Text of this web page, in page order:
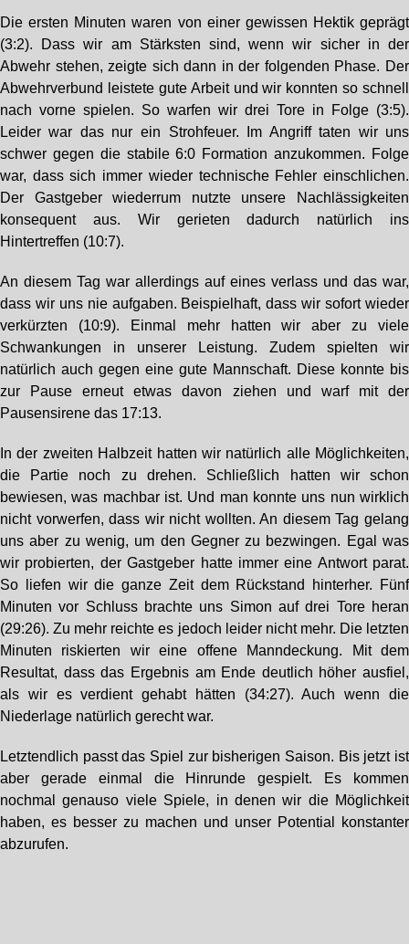
Die ersten Minuten waren von einer gewissen Hektik geprägt
(3:2). Dass wir am Stärksten sind, wenn wir sicher in der
Abwehr stehen, zeigte sich dann in der folgenden Phase. Der
Abwehrverbund leistete gute Arbeit und wir konnten so schnell
nach vorne spielen. So warfen wir drei Tore in Folge (3:5).
Leider war das nur ein Strohfeuer. Im Angriff taten wir uns
schwer gegen die stabile 6:0 Formation anzukommen. Folge
war, dass sich immer wieder technische Fehler einschlichen.
Der Gastgeber wiederrum nutzte unsere Nachlässigkeiten
konsequent aus. Wir gerieten dadurch natürlich ins
Hintertreffen (10:7).
An diesem Tag war allerdings auf eines verlass und das war,
dass wir uns nie aufgaben. Beispielhaft, dass wir sofort wieder
verkürzten (10:9). Einmal mehr hatten wir aber zu viele
Schwankungen in unserer Leistung. Zudem spielten wir
natürlich auch gegen eine gute Mannschaft. Diese konnte bis
zur Pause erneut etwas davon ziehen und warf mit der
Pausensirene das 17:13.
In der zweiten Halbzeit hatten wir natürlich alle Möglichkeiten,
die Partie noch zu drehen. Schließlich hatten wir schon
bewiesen, was machbar ist. Und man konnte uns nun wirklich
nicht vorwerfen, dass wir nicht wollten. An diesem Tag gelang
uns aber zu wenig, um den Gegner zu bezwingen. Egal was
wir probierten, der Gastgeber hatte immer eine Antwort parat.
So liefen wir die ganze Zeit dem Rückstand hinterher. Fünf
Minuten vor Schluss brachte uns Simon auf drei Tore heran
(29:26). Zu mehr reichte es jedoch leider nicht mehr. Die letzten
Minuten riskierten wir eine offene Manndeckung. Mit dem
Resultat, dass das Ergebnis am Ende deutlich höher ausfiel,
als wir es verdient gehabt hätten (34:27). Auch wenn die
Niederlage natürlich gerecht war.
Letztendlich passt das Spiel zur bisherigen Saison. Bis jetzt ist
aber gerade einmal die Hinrunde gespielt. Es kommen
nochmal genauso viele Spiele, in denen wir die Möglichkeit
haben, es besser zu machen und unser Potential konstanter
abzurufen.